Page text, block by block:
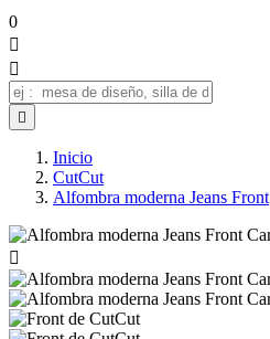
0



Inicio
CutCut
Alfombra moderna Jeans Front
